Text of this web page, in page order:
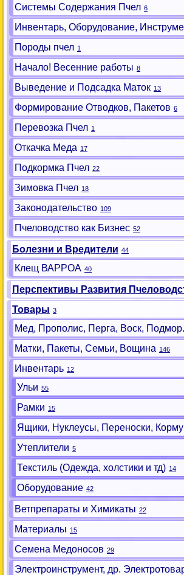
Системы Содержания Пчел 6
Инвентарь, Оборудование,
Породы пчел 1
Начало! Весенние работы 8
Выведение и Подсадка Маток 13
Формирование Отводков, Пакетов 6
Перевозка Пчел 1
Откачка Меда 17
Подкормка Пчел 22
Зимовка Пчел 18
Законодательство 109
Пчеловодство как Бизнес 52
Болезни и Вредители 44
Клещ ВАРРОА 40
Перспективы Развития
Товары 3
Мед, Прополис, Перга, Воск,
Матки, Пакеты, Семьи, Вощина 146
Инвентарь 12
Ульи 55
Рамки 15
Ящики, Нуклеусы, Переноски,
Утеплители 5
Текстиль (Одежда, холстики и тд) 14
Оборудование 42
Ветпрепараты и Химикаты 22
Материалы 15
Семена Медоносов 29
Электроинструмент, др.